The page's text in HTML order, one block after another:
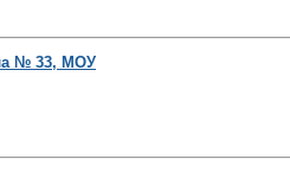
№ 33, МОУ